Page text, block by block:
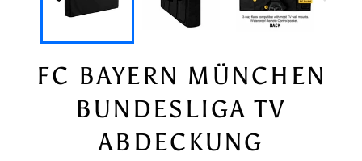
FC BAYERN MÜNCHEN
BUNDESLIGA TV
ABDECKUNG